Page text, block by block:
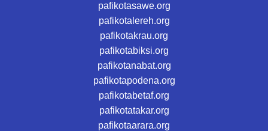
pafikotasawe.org
pafikotalereh.org
pafikotakrau.org
pafikotabiksi.org
pafikotanabat.org
pafikotapodena.org
pafikotabetaf.org
pafikotatakar.org
pafikotaarara.org